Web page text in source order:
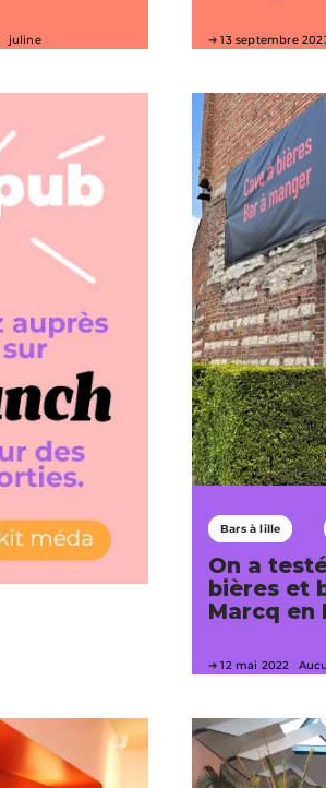
juline 13 septembre
Bars à lille
On a
bières et
Marcq en
12 mai 2022